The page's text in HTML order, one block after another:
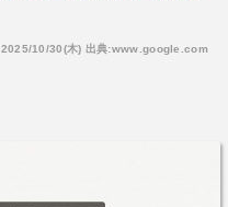
2025/10/30(木) 出典:www.google.com